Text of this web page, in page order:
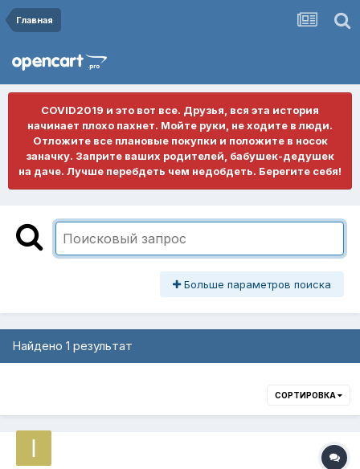
Главная
COVID2019 и это вот все. Друзья, вся эта история
начинает плохо пахнет. Мойте руки, не ходите в люди.
Отложите все плановые покупки и положите в носок
заначку. Заприте ваших родителей, бабушек-дедушек
на даче. Лучше перебдеть чем недобдеть. Берегите себя!
Больше параметров поиска
Найдено 1 результат
СОРТИРОВКА